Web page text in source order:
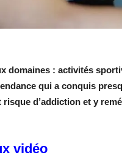
domaines : activités
qui a conquis
d’addiction et y
vidéo